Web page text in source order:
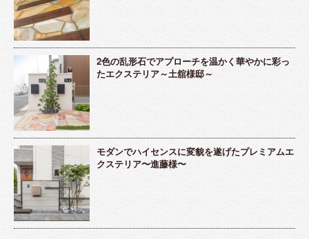
2色の乱形石でアプローチを温かく華やかに彩っ
たエクステリア～土舘様邸～
モダンでハイセンスに変貌を遂げたプレミアムエ
クステリア〜進藤様〜